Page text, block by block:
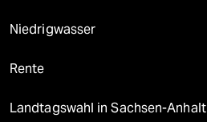
Niedrigwasser
Rente
Landtagswahl in Sachsen-Anhalt